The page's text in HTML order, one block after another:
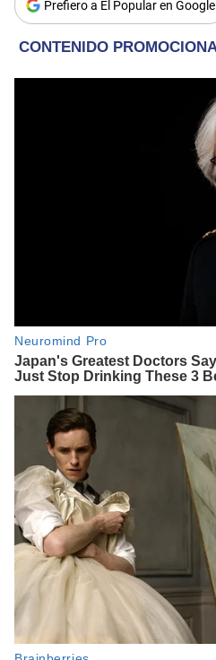
Prefiero a El Popular en Google